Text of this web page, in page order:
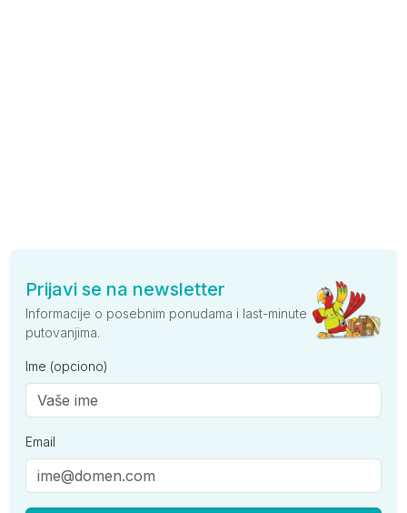
Prijavi se na newsletter
Informacije o posebnim ponudama i last-minute
putovanjima.
Ime (opciono)
Email